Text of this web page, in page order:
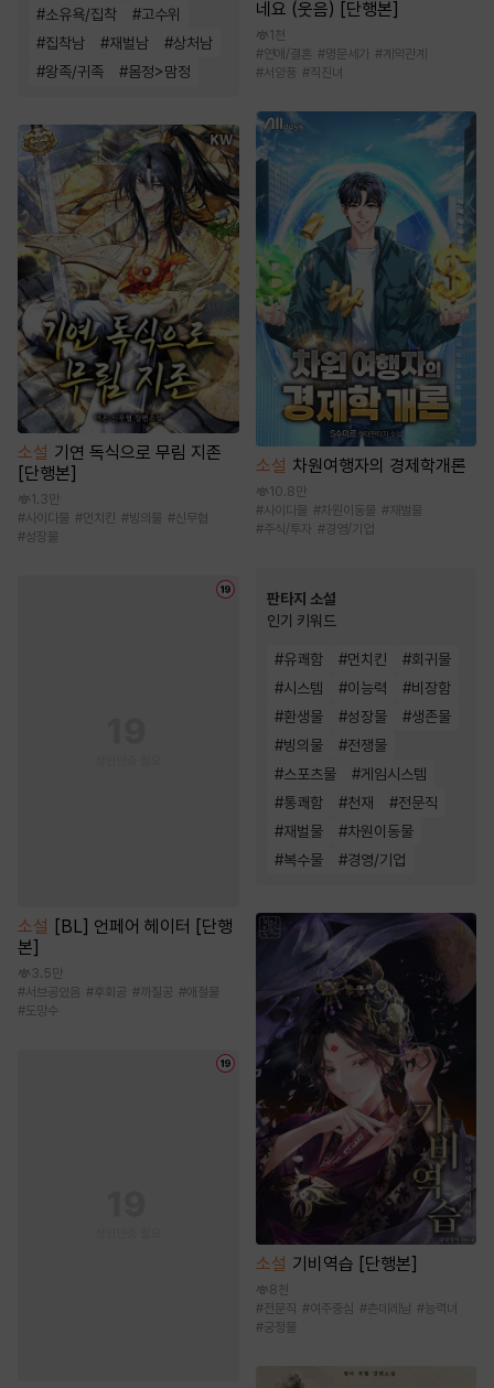
#소유욕/집착 #고수위
#집착남 #재벌남 #상처남
#왕족/귀족 #몸정>맘정
소설 기연 독식으로 무림 지존
[단행본]
1.3만
#사이다물 #먼치킨 #빙의물 #신무협
#성장물
소설 [BL] 언페어 헤이터 [단행
본]
3.5만
#서브공있음 #후회공 #까칠공 #애절물
#도망수
네요 (웃음) [단행본]
1천
#연애/결혼 #명문세가 #계약관계
#서양풍 #직진녀
소설 차원여행자의 경제학개론
10.8만
#사이다물 #차원이동물 #재벌물
#주식/투자 #경영/기업
판타지 소설
인기 키워드
#유쾌함 #먼치킨 #회귀물
#시스템 #이능력 #비장함
#환생물 #성장물 #생존물
#빙의물 #전쟁물
#스포츠물 #게임시스템
#통쾌함 #천재 #전문직
#재벌물 #차원이동물
#복수물 #경영/기업
소설 기비역습 [단행본]
8천
#전문직 #여주중심 #츤데레남 #능력녀
#궁정물